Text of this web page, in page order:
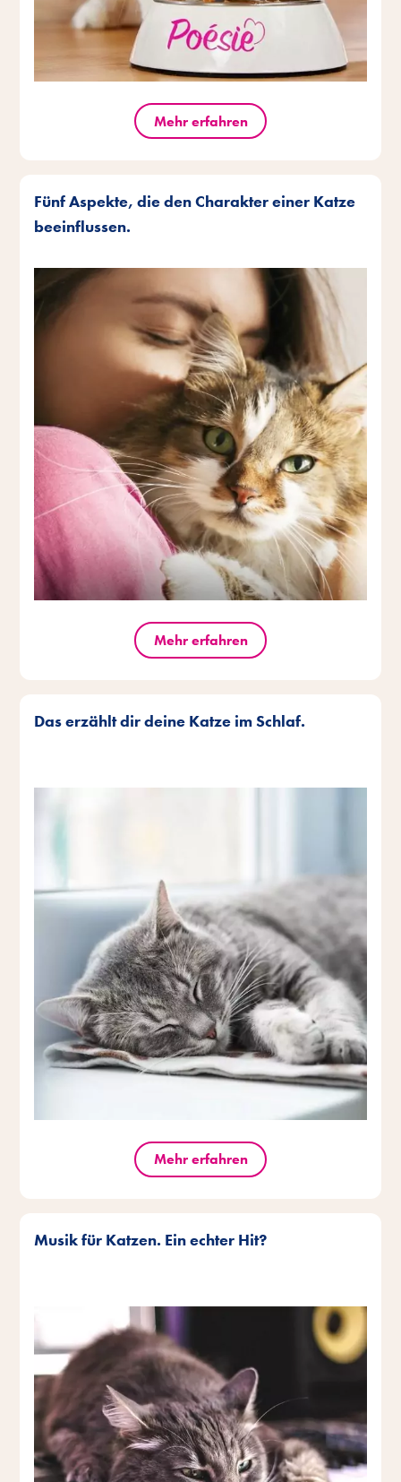
Mehr erfahren
Fünf Aspekte, die den Charakter einer Katze
beeinflussen.
Mehr erfahren
Das erzählt dir deine Katze im Schlaf.
Mehr erfahren
Musik für Katzen. Ein echter Hit?